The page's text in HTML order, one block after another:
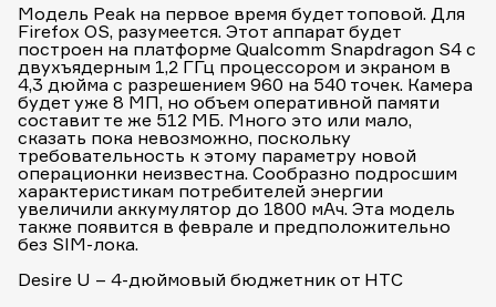
Модель Peak на первое время будет топовой. Для
Firefox OS, разумеется. Этот аппарат будет
построен на платформе Qualcomm Snapdragon S4 с
двухъядерным 1,2 ГГц процессором и экраном в
4,3 дюйма с разрешением 960 на 540 точек. Камера
будет уже 8 МП, но объем оперативной памяти
составит те же 512 МБ. Много это или мало,
сказать пока невозможно, поскольку
требовательность к этому параметру новой
операционки неизвестна. Сообразно подросшим
характеристикам потребителей энергии
увеличили аккумулятор до 1800 мАч. Эта модель
также появится в феврале и предположительно
без SIM-лока.
Desire U – 4-дюймовый бюджетник от HTC